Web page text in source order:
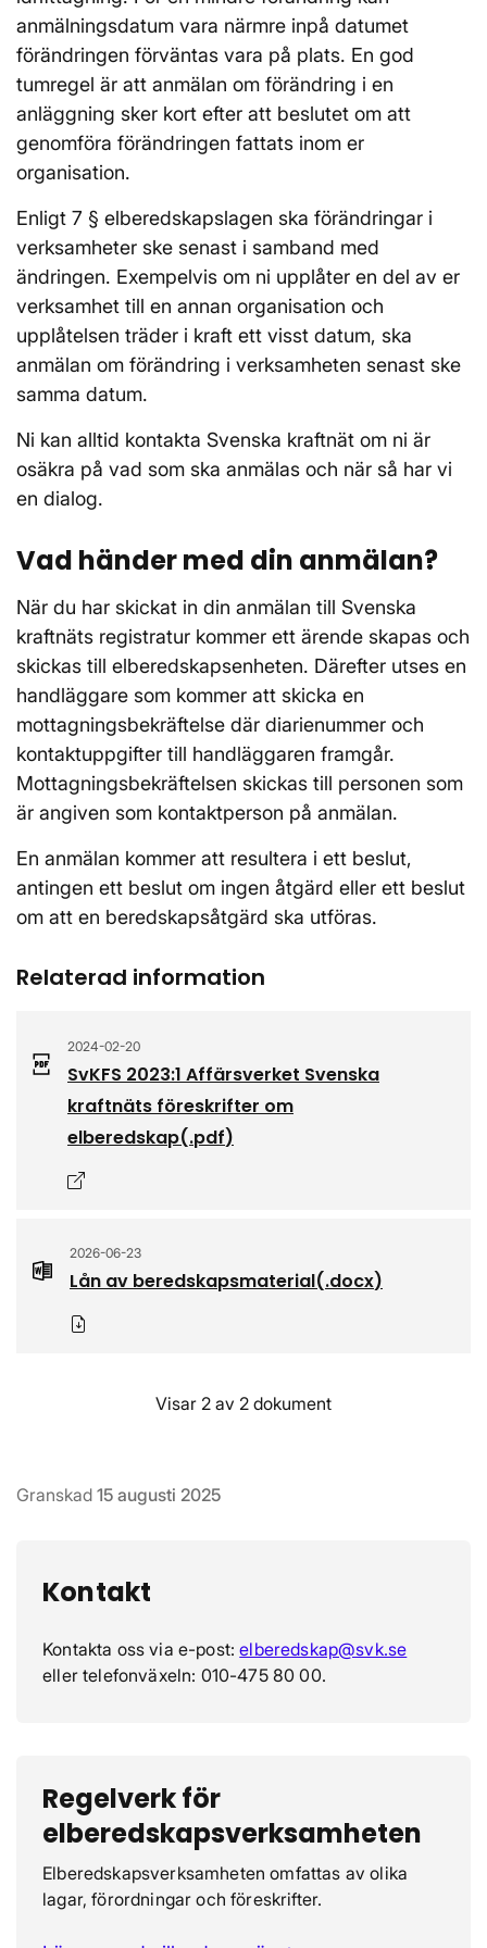
anmälningsdatum vara närmre inpå datumet
förändringen förväntas vara på plats. En god
tumregel är att anmälan om förändring i en
anläggning sker kort efter att beslutet om att
genomföra förändringen fattats inom er
organisation.
Enligt 7 § elberedskapslagen ska förändringar i
verksamheter ske senast i samband med
ändringen. Exempelvis om ni upplåter en del av er
verksamhet till en annan organisation och
upplåtelsen träder i kraft ett visst datum, ska
anmälan om förändring i verksamheten senast ske
samma datum.
Ni kan alltid kontakta Svenska kraftnät om ni är
osäkra på vad som ska anmälas och när så har vi
en dialog.
Vad händer med din anmälan?
När du har skickat in din anmälan till Svenska
kraftnäts registratur kommer ett ärende skapas och
skickas till elberedskapsenheten. Därefter utses en
handläggare som kommer att skicka en
mottagningsbekräftelse där diarienummer och
kontaktuppgifter till handläggaren framgår.
Mottagningsbekräftelsen skickas till personen som
är angiven som kontaktperson på anmälan.
En anmälan kommer att resultera i ett beslut,
antingen ett beslut om ingen åtgärd eller ett beslut
om att en beredskapsåtgärd ska utföras.
Relaterad information
2024-02-20
SvKFS 2023:1 Affärsverket Svenska
kraftnäts föreskrifter om
elberedskap(.pdf)
2026-06-23
Lån av beredskapsmaterial(.docx)
Visar 2 av 2 dokument
Granskad 15 augusti 2025
Kontakt
Kontakta oss via e-post:elberedskap@svk.se
eller telefonväxeln: 010-475 80 00.
Regelverk för
elberedskapsverksamheten
Elberedskapsverksamheten omfattas av olika
lagar, förordningar och föreskrifter.